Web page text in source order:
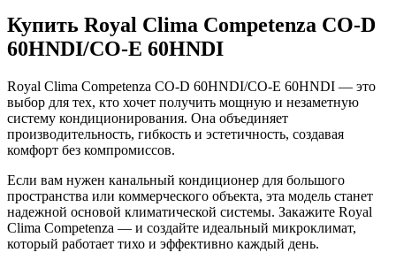
Купить Royal Clima Competenza CO-D
60HNDI/CO-E 60HNDI
Royal Clima Competenza CO-D 60HNDI/CO-E 60HNDI — это
выбор для тех, кто хочет получить мощную и незаметную
систему кондиционирования. Она объединяет
производительность, гибкость и эстетичность, создавая
комфорт без компромиссов.
Если вам нужен канальный кондиционер для большого
пространства или коммерческого объекта, эта модель станет
надежной основой климатической системы. Закажите Royal
Clima Competenza — и создайте идеальный микроклимат,
который работает тихо и эффективно каждый день.